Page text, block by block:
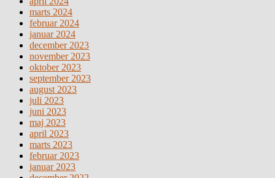
marts 2024
februar 2024
januar 2024
december 2023
november 2023
oktober 2023
september 2023
august 2023
juli 2023
juni 2023
maj 2023
april 2023
marts 2023
februar 2023
januar 2023